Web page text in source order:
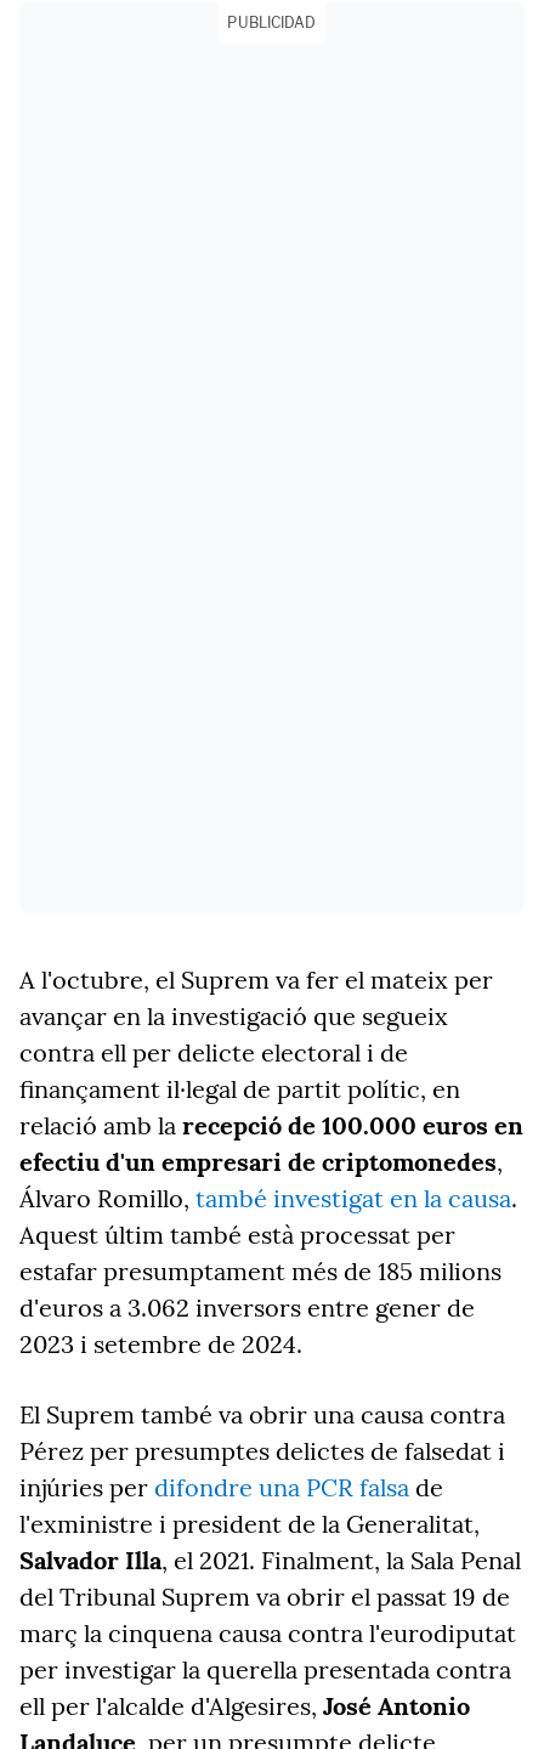
PUBLICIDAD
A l'octubre, el Suprem va fer el mateix per
avançar en la investigació que segueix
contra ell per delicte electoral i de
finançament il·legal de partit polític, en
relació amb la recepció de 100.000 euros en
efectiu d'un empresari de criptomonedes,
Álvaro Romillo, també investigat en la causa.
Aquest últim també està processat per
estafar presumptament més de 185 milions
d'euros a 3.062 inversors entre gener de
2023 i setembre de 2024.
El Suprem també va obrir una causa contra
Pérez per presumptes delictes de falsedat i
injúries per difondre una PCR falsa de
l'exministre i president de la Generalitat,
Salvador Illa, el 2021. Finalment, la Sala Penal
del Tribunal Suprem va obrir el passat 19 de
març la cinquena causa contra l'eurodiputat
per investigar la querella presentada contra
ell per l'alcalde d'Algesires, José Antonio
Landaluce , per un presumpte delicte